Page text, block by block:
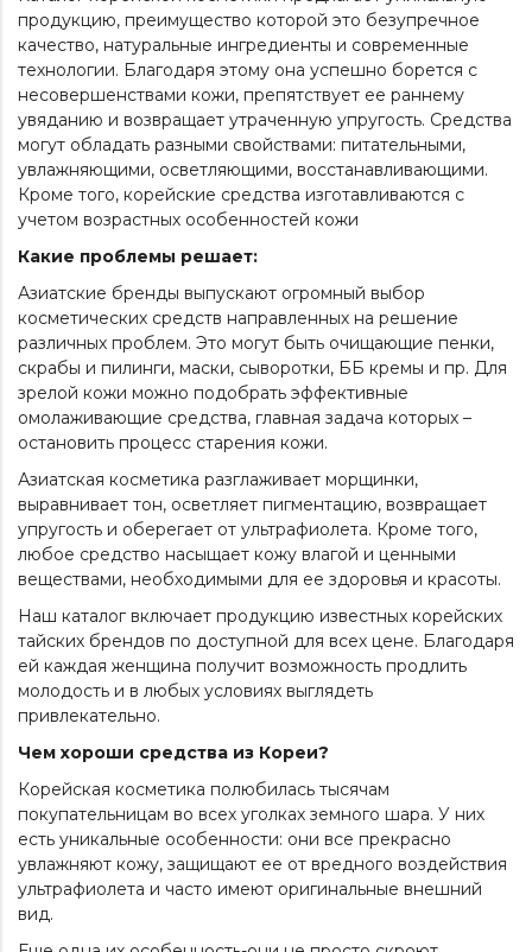
продукцию, преимущество которой это безупречное
качество, натуральные ингредиенты и современные
технологии. Благодаря этому она успешно борется с
несовершенствами кожи, препятствует ее раннему
увяданию и возвращает утраченную упругость. Средства
могут обладать разными свойствами: питательными,
увлажняющими, осветляющими, восстанавливающими.
Кроме того, корейские средства изготавливаются с
учетом возрастных особенностей кожи
Какие проблемы решает:
Азиатские бренды выпускают огромный выбор
косметических средств направленных на решение
различных проблем. Это могут быть очищающие пенки,
скрабы и пилинги, маски, сыворотки, ББ кремы и пр. Для
зрелой кожи можно подобрать эффективные
омолаживающие средства, главная задача которых –
остановить процесс старения кожи.
Азиатская косметика разглаживает морщинки,
выравнивает тон, осветляет пигментацию, возвращает
упругость и оберегает от ультрафиолета. Кроме того,
любое средство насыщает кожу влагой и ценными
веществами, необходимыми для ее здоровья и красоты.
Наш каталог включает продукцию известных корейских
тайских брендов по доступной для всех цене. Благодаря
ей каждая женщина получит возможность продлить
молодость и в любых условиях выглядеть
привлекательно.
Чем хороши средства из Кореи?
Корейская косметика полюбилась тысячам
покупательницам во всех уголках земного шара. У них
есть уникальные особенности: они все прекрасно
увлажняют кожу, защищают ее от вредного воздействия
ультрафиолета и часто имеют оригинальные внешний
вид.